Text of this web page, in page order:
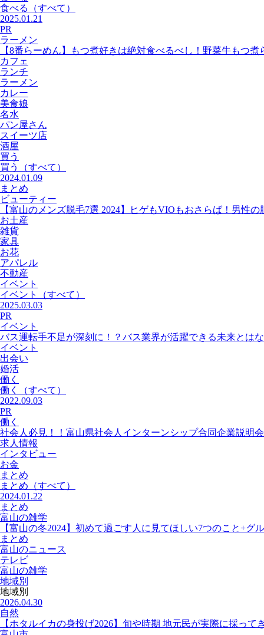
食べる
（すべて）
2025.01.21
PR
ラーメン
【8番らーめん】もつ煮好きは絶対食べるべし！野菜牛もつ
カフェ
ランチ
ラーメン
カレー
美食娘
名水
パン屋さん
スイーツ店
酒屋
買う
買う
（すべて）
2024.01.09
まとめ
ビューティー
【富山のメンズ脱毛7選 2024】ヒゲもVIOもおさらば！男性
お土産
雑貨
家具
お花
アパレル
不動産
イベント
イベント
（すべて）
2025.03.03
PR
イベント
バス運転手不足が深刻に！？バス業界が活躍できる未来とは
イベント
出会い
婚活
働く
働く
（すべて）
2022.09.03
PR
働く
社会人必見！！富山県社会人インターンシップ合同企業説明会
求人情報
インタビュー
お金
まとめ
まとめ （すべて）
2024.01.22
まとめ
富山の雑学
【富山の冬2024】初めて過ごす人に見てほしい7つのこと+グ
まとめ
富山のニュース
テレビ
富山の雑学
地域別
地域別
2026.04.30
自然
【ホタルイカの身投げ2026】旬や時期 地元民が実際に採って